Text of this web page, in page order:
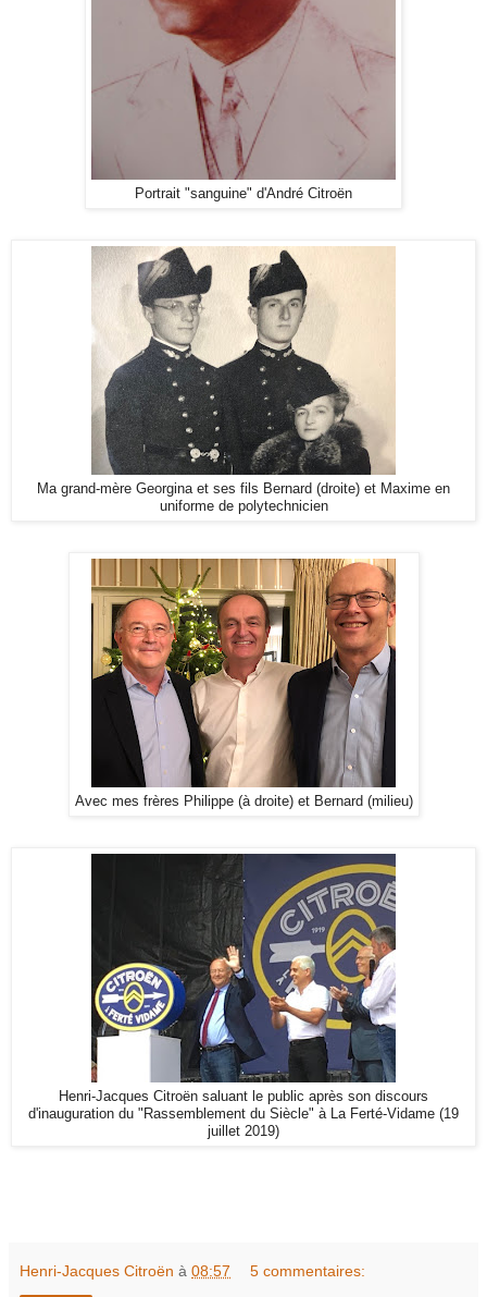
Portrait "sanguine" d'André Citroën
Ma grand-mère Georgina et ses fils Bernard (droite) et Maxime en
uniforme de polytechnicien
Avec mes frères Philippe (à droite) et Bernard (milieu)
Henri-Jacques Citroën saluant le public après son discours
d'inauguration du "Rassemblement du Siècle" à La Ferté-Vidame (19
juillet 2019)
Henri-Jacques Citroën à 08:57 5 commentaires: